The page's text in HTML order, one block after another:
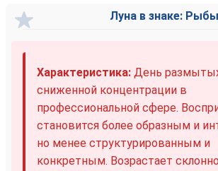
Луна в знаке: Рыбы
Характеристика: День
сниженной концентрации в
профессиональной сфере.
становится более образным и
но менее структурированным и
конкретным. Возрастает